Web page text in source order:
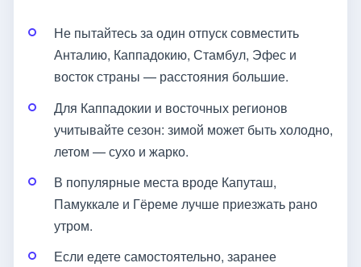
Не пытайтесь за один отпуск совместить
Анталию, Каппадокию, Стамбул, Эфес и
восток страны — расстояния большие.
Для Каппадокии и восточных регионов
учитывайте сезон: зимой может быть холодно,
летом — сухо и жарко.
В популярные места вроде Капуташ,
Памуккале и Гёреме лучше приезжать рано
утром.
Если едете самостоятельно, заранее